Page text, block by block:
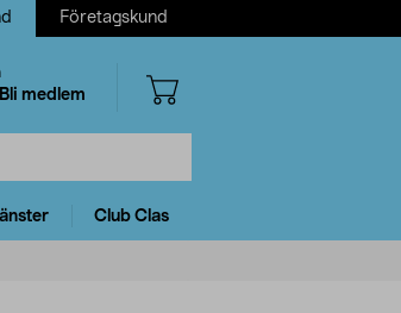
Företagskund
medlem
Club Clas